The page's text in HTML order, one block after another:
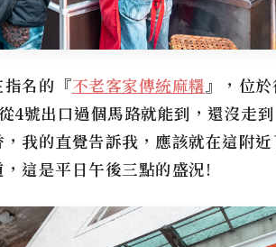
名的『不老客家傳統麻糬』，位
4號出口過個馬路就能到，還沒走
我的直覺告訴我，應該就在這附
這是平日午後三點的盛況!